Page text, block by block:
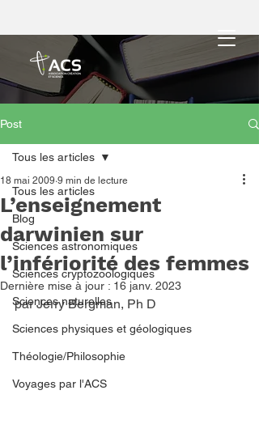
Post
Tous les articles
Blog
Sciences astronomiques
Sciences cryptozoologiques
Sciences naturelles
Sciences physiques et géologiques
Théologie/Philosophie
Voyages par l'ACS
Tous les articles
L’enseignement
darwinien sur
l’infériorité des femmes
18 mai 2009 9 min de lecture
Dernière mise à jour : 16 janv. 2023
par Jerry Bergman, Ph D